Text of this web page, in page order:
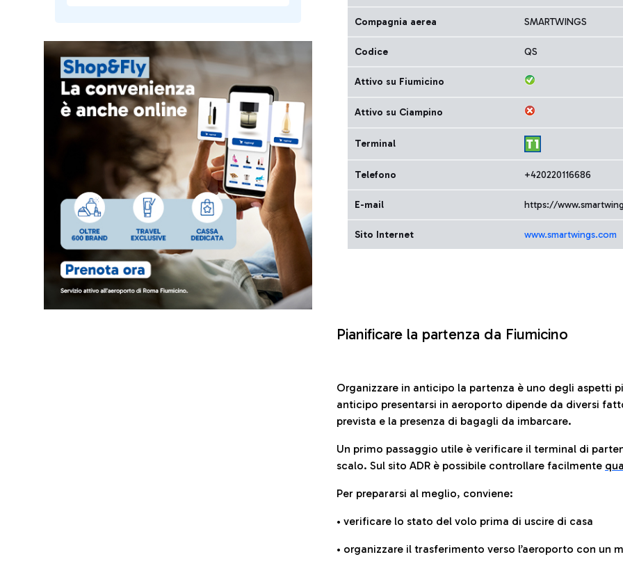
Compagnia aerea SMARTWINGS
Codice QS
Attivo su Fiumicino
Attivo su Ciampino
Terminal
Telefono +420220116686
E-mail https://
Sito Internet www.smartwings.com
Pianificare la partenza da Fiumicino
Organizzare in anticipo la partenza è uno degli aspetti
anticipo presentarsi in aeroporto dipende da diversi
prevista e la presenza di bagagli da imbarcare.
Un primo passaggio utile è verificare il terminal di
scalo. Sul sito ADR è possibile controllare facilmente
Per prepararsi al meglio, conviene:
• verificare lo stato del volo prima di uscire di casa
• organizzare il trasferimento verso l’aeroporto con un